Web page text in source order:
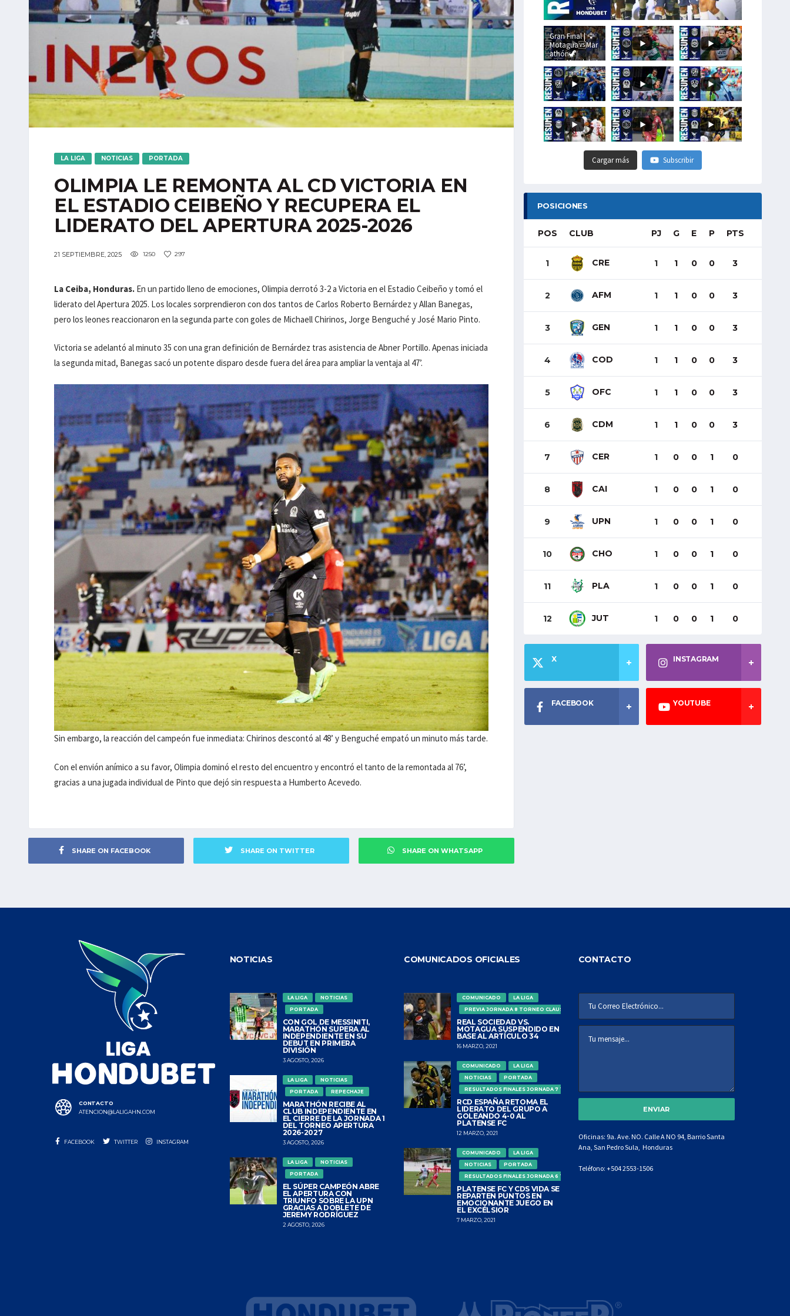
LA LIGA NOTICIAS PORTADA
OLIMPIA LE REMONTA AL CD VICTORIA EN
EL ESTADIO CEIBEÑO Y RECUPERA EL
LIDERATO DEL APERTURA 2025-2026
21 SEPTIEMBRE, 2025 1250 297
La Ceiba, Honduras. En un partido lleno de emociones, Olimpia derrotó 3-2 a Victoria en el Estadio Ceibeño y tomó el
liderato del Apertura 2025. Los locales sorprendieron con dos tantos de Carlos Roberto Bernárdez y Allan Banegas,
pero los leones reaccionaron en la segunda parte con goles de Michaell Chirinos, Jorge Benguché y José Mario Pinto.
Victoria se adelantó al minuto 35 con una gran definición de Bernárdez tras asistencia de Abner Portillo. Apenas iniciada
la segunda mitad, Banegas sacó un potente disparo desde fuera del área para ampliar la ventaja al 47’.
Sin embargo, la reacción del campeón fue inmediata: Chirinos descontó al 48’ y Benguché empató un minuto más tarde.
Con el envión anímico a su favor, Olimpia dominó el resto del encuentro y encontró el tanto de la remontada al 76’,
gracias a una jugada individual de Pinto que dejó sin respuesta a Humberto Acevedo.
SHARE ON FACEBOOK SHARE ON TWITTER SHARE ON WHATSAPP
Gran Final | 🦅
Motagua🆚Mar
athón🦖
#LigaHondubet
Cargar más Subscribir
POSICIONES
POS CLUB PJ G E P PTS
1 CRE 1 1 0 0 3
2 AFM 1 1 0 0 3
3 GEN 1 1 0 0 3
4 COD 1 1 0 0 3
5 OFC 1 1 0 0 3
6 CDM 1 1 0 0 3
7 CER 1 0 0 1 0
8 CAI 1 0 0 1 0
9 UPN 1 0 0 1 0
10 CHO 1 0 0 1 0
11 PLA 1 0 0 1 0
12 JUT 1 0 0 1 0
X INSTAGRAM
FACEBOOK YOUTUBE
CONTACTO
ATENCION@LALIGAHN.COM
FACEBOOK TWITTER INSTAGRAM
NOTICIAS
LA LIGA
NOTICIAS
PORTADA
CON GOL DE MESSINITI,
MARATHÓN SUPERA AL
INDEPENDIENTE EN SU
DEBUT EN PRIMERA
DIVISIÓN
3 AGOSTO, 2026
LA LIGA
NOTICIAS
PORTADA
REPECHAJE
MARATHÓN RECIBE AL
CLUB INDEPENDIENTE EN
EL CIERRE DE LA JORNADA 1
DEL TORNEO APERTURA
2026-2027
3 AGOSTO, 2026
LA LIGA
NOTICIAS
PORTADA
EL SÚPER CAMPEÓN ABRE
EL APERTURA CON
TRIUNFO SOBRE LA UPN
GRACIAS A DOBLETE DE
JEREMY RODRÍGUEZ
2 AGOSTO, 2026
COMUNICADOS OFICIALES
COMUNICADO
LA LIGA
PREVIA JORNADA 8 TORNEO CLAUSURA
REAL SOCIEDAD VS.
MOTAGUA SUSPENDIDO EN
BASE AL ARTÍCULO 34
16 MARZO, 2021
COMUNICADO
LA LIGA
NOTICIAS
PORTADA
RESULTADOS FINALES JORNADA 7 TORNEO CLAUSURA
RCD ESPAÑA RETOMA EL
LIDERATO DEL GRUPO A
GOLEANDO 4-0 AL
PLATENSE FC
12 MARZO, 2021
COMUNICADO
LA LIGA
NOTICIAS
PORTADA
RESULTADOS FINALES JORNADA 6 TORNEO CLAUSURA
PLATENSE FC Y CDS VIDA SE
REPARTEN PUNTOS EN
EMOCIONANTE JUEGO EN
EL EXCÉLSIOR
7 MARZO, 2021
CONTACTO
Oficinas: 9a. Ave. NO. Calle A NO 94, Barrio Santa
Ana, San Pedro Sula, Honduras
Teléfono: +504 2553-1506